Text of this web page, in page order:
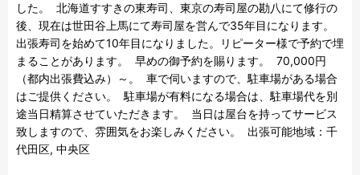
した。  北海道すすきの東寿司、東京の寿司屋の勘八にて修行の
後、現在は世田谷上馬にて寿司屋を営んで35年目になります。
出張寿司を始めて10年目になりました。リピーター様で予約で埋
まることがあります。  早めの御予約を賜ります。  70,000円
（都内出張費込み）～。  車で伺いますので、駐車場がある場合
はご提供ください。  駐車場が有料になる場合は、駐車場代を別
途当日精算させていただきます。  当日は屋台を持ってサービス
致しますので、雰囲気をお楽しみください。  出張可能地域：千
代田区, 中央区